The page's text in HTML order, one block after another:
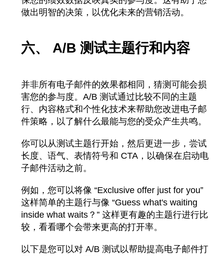
做出明智的决策，以优化未来的营销活动。
六、 A/B 测试主题行和内容
并非所有电子邮件的效果都相同，猜测可能会损
害您的参与度。A/B 测试通过比较不同的主题
行、内容格式和个性化技术来帮助您改进电子邮
件策略，以了解什么最能与您的受众产生共鸣。
你可以从测试主题行开始，然后更进一步，尝试
长度、语气、表情符号和 CTA，以确保在启动电
子邮件活动之前。
例如，您可以将像 “Exclusive offer just for you”
这样简单的主题行与像 “Guess what's waiting
inside what waits？” 这样更有趣的主题行进行比
较，看看哪个会带来更高的打开率。
以下是您可以对 A/B 测试以帮助提高电子邮件打